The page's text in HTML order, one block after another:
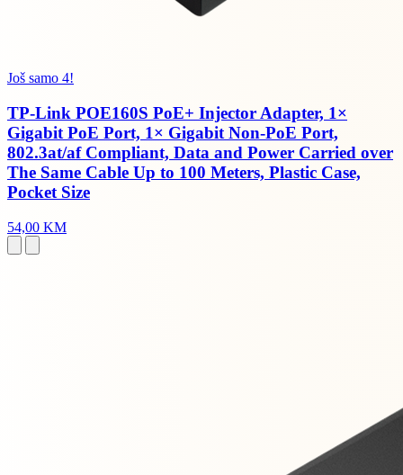
Još samo 4!
TP-Link POE160S PoE+ Injector Adapter, 1×
Gigabit PoE Port, 1× Gigabit Non-PoE Port,
802.3at/af Compliant, Data and Power Carried over
The Same Cable Up to 100 Meters, Plastic Case,
Pocket Size
54,00 KM